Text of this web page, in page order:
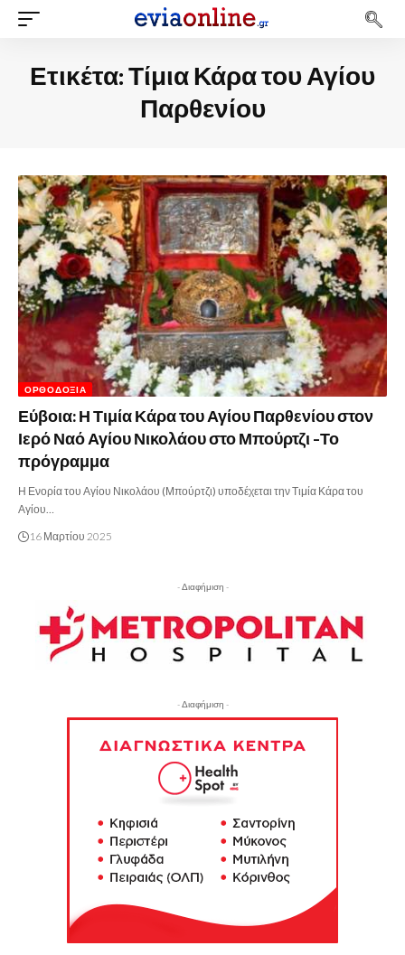
Ετικέτα:Τίμια Κάρα του Αγίου
Παρθενίου
ΟΡΘΟΔΟΞΊΑ
Εύβοια: Η Τιμία Κάρα του Αγίου Παρθενίου στον
Ιερό Ναό Αγίου Νικολάου στο Μπούρτζι -Το
πρόγραμμα
Η Ενορία του Αγίου Νικολάου (Μπούρτζι) υποδέχεται την Τιμία Κάρα του
Αγίου…
16 Μαρτίου 2025
- Διαφήμιση -
- Διαφήμιση -